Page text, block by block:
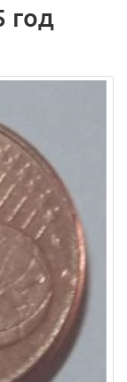
год